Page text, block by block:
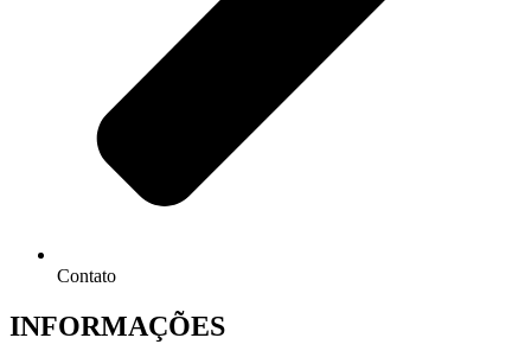
Contato
INFORMAÇÕES